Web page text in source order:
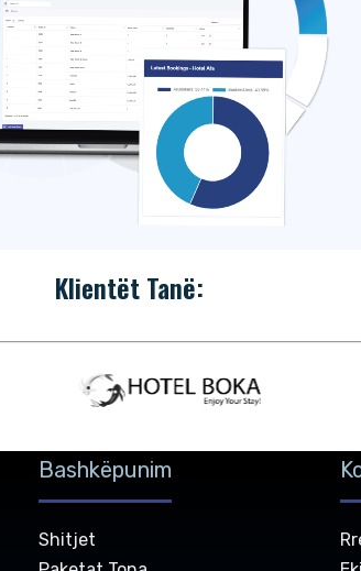
Klientët Tanë:
Bashkëpunim
Shitjet